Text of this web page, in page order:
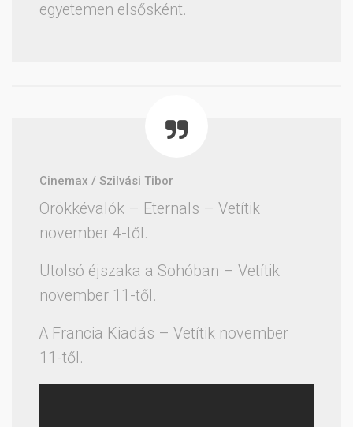
egyetemen elsősként.
Cinemax / Szilvási Tibor
Örökkévalók – Eternals – Vetítik
november 4-től.
Utolsó éjszaka a Sohóban – Vetítik
november 11-től.
A Francia Kiadás – Vetítik november
11-től.